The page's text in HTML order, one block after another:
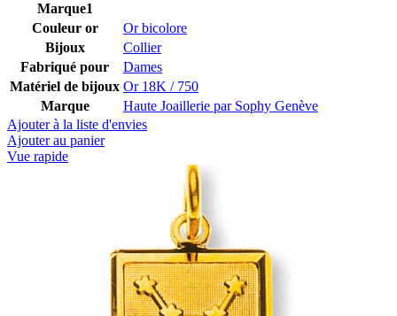
Marque1
Couleur or
Or bicolore
Bijoux
Collier
Fabriqué pour
Dames
Matériel de bijoux Or 18K / 750
Marque
Haute Joaillerie par Sophy Genève
Ajouter à la liste d'envies
Ajouter au panier
Vue rapide